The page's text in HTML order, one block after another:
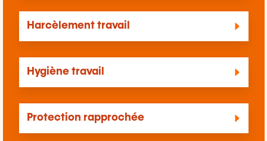
Harcèlement travail
Hygiène travail
Protection rapprochée